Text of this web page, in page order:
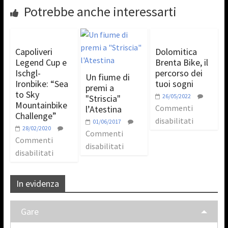
Potrebbe anche interessarti
Capoliveri
Legend Cup e
Ischgl-
Ironbike: “Sea
to Sky
Mountainbike
Challenge”
28/02/2020
Commenti
disabilitati
Un fiume di
premi a
"Striscia"
l’Atestina
01/06/2017
Commenti
disabilitati
Dolomitica
Brenta Bike, il
percorso dei
tuoi sogni
26/05/2022
Commenti
disabilitati
In evidenza
Gare